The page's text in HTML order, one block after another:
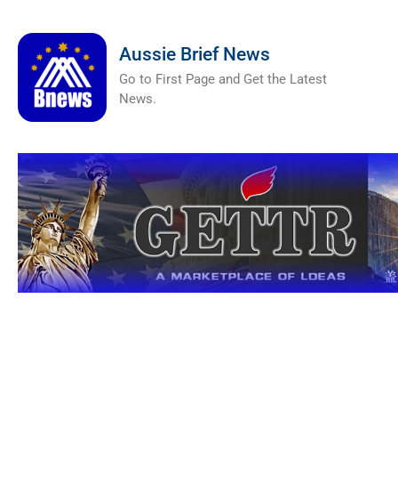
Aussie Brief News
Go to First Page and Get the Latest
News.